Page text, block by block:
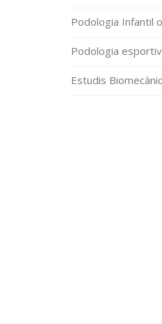
Podologia Infantil
Podologia
Estudis